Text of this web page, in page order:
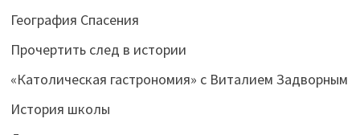
География Спасения
Прочертить след в истории
«Католическая гастрономия» с Виталием Задворным
История школы